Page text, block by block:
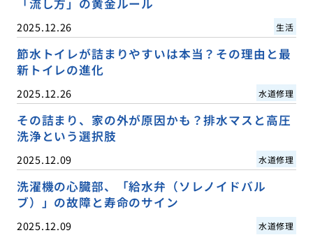
2025.12.26 生活
節水トイレが詰まりやすいは本当？その理由と最
新トイレの進化
2025.12.26 水道修理
その詰まり、家の外が原因かも？排水マスと高圧
洗浄という選択肢
2025.12.09 水道修理
洗濯機の心臓部、「給水弁（ソレノイドバル
ブ）」の故障と寿命のサイン
2025.12.09 水道修理